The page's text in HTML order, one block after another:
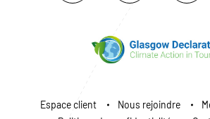
Espace client Nous rejoindre